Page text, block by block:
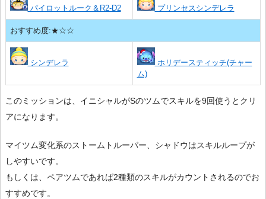
パイロットルーク＆R2-D2 プリンセスシンデレラ
おすすめ度:★☆☆
シンデレラ
ホリデースティッチ(チャー
ム)
このミッションは、イニシャルがSのツムでスキルを9回使うとクリ
アになります。
マイツム変化系のストームトルーパー、シャドウはスキルループが
しやすいです。
もしくは、ペアツムであれば2種類のスキルがカウントされるのでお
すすめです。